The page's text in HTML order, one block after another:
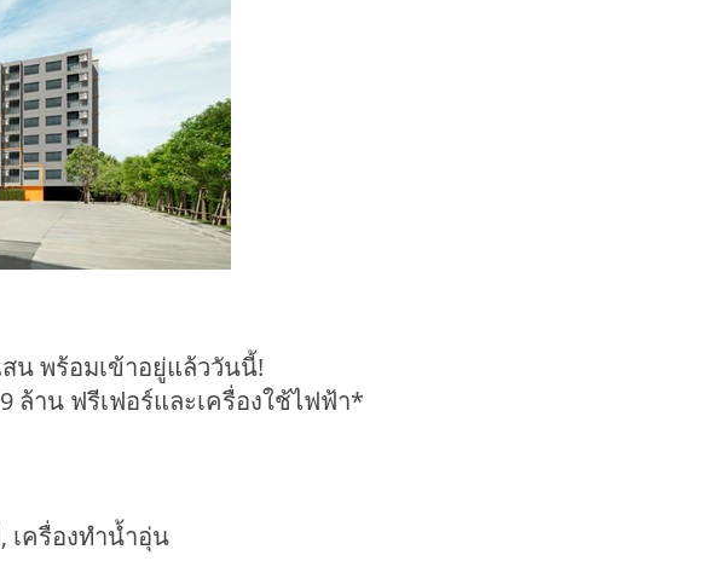
น พร้อมเข้าอยู่แล้ววันนี้!
ล้าน ฟรีเฟอร์และเครื่องใช้ไฟฟ้า*
เครื่องทำน้ำอุ่น